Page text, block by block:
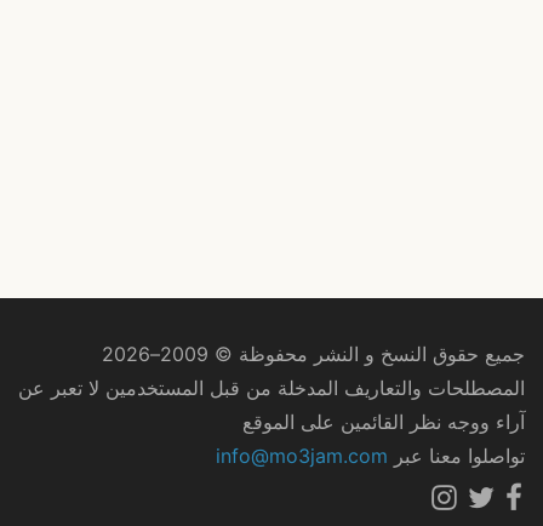
جميع حقوق النسخ و النشر محفوظة © 2009–2026
المصطلحات والتعاريف المدخلة من قبل المستخدمين لا تعبر عن
آراء ووجه نظر القائمين على الموقع
تواصلوا معنا عبر info@mo3jam.com